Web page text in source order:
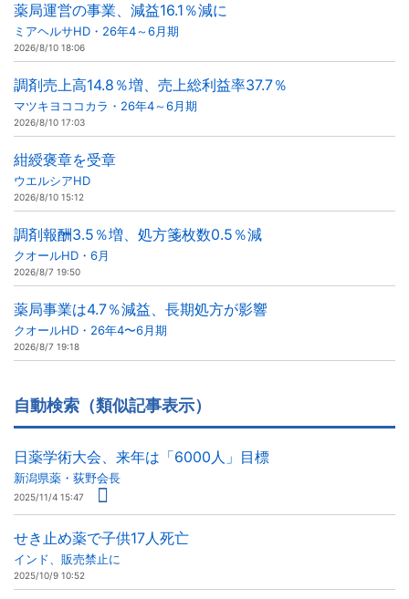
薬局運営の事業、減益16.1％減に
ミアヘルサHD・26年4～6月期
2026/8/10 18:06
調剤売上高14.8％増、売上総利益率37.7％
マツキヨココカラ・26年4～6月期
2026/8/10 17:03
紺綬褒章を受章
ウエルシアHD
2026/8/10 15:12
調剤報酬3.5％増、処方箋枚数0.5％減
クオールHD・6月
2026/8/7 19:50
薬局事業は4.7％減益、長期処方が影響
クオールHD・26年4〜6月期
2026/8/7 19:18
自動検索（類似記事表示）
日薬学術大会、来年は「6000人」目標
新潟県薬・荻野会長
2025/11/4 15:47
せき止め薬で子供17人死亡
インド、販売禁止に
2025/10/9 10:52